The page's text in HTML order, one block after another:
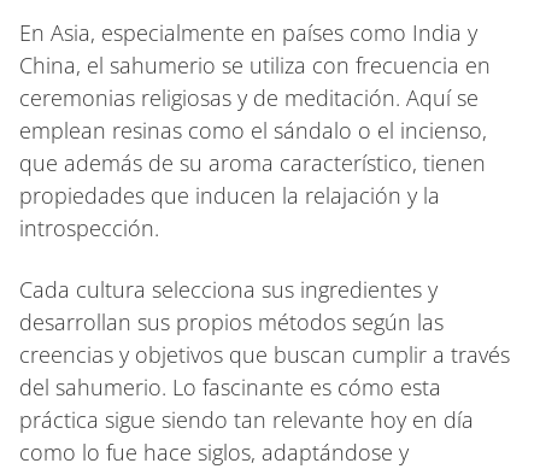
En Asia, especialmente en países como India y
China, el sahumerio se utiliza con frecuencia en
ceremonias religiosas y de meditación. Aquí se
emplean resinas como el sándalo o el incienso,
que además de su aroma característico, tienen
propiedades que inducen la relajación y la
introspección.
Cada cultura selecciona sus ingredientes y
desarrollan sus propios métodos según las
creencias y objetivos que buscan cumplir a través
del sahumerio. Lo fascinante es cómo esta
práctica sigue siendo tan relevante hoy en día
como lo fue hace siglos, adaptándose y